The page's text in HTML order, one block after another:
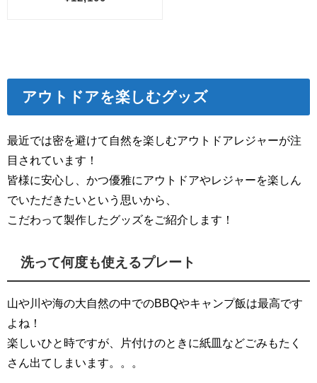
アウトドアを楽しむグッズ
最近では密を避けて自然を楽しむアウトドアレジャーが注
目されています！
皆様に安心し、かつ優雅にアウトドアやレジャーを楽しん
でいただきたいという思いから、
こだわって製作したグッズをご紹介します！
洗って何度も使えるプレート
山や川や海の大自然の中でのBBQやキャンプ飯は最高です
よね！
楽しいひと時ですが、片付けのときに紙皿などごみもたく
さん出てしまいます。。。